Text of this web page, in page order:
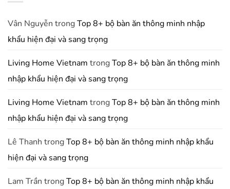
Tích
Dụng
Vẫn
Và
Lượng
Uy
Nhất
Phía
Vân Nguyễn trongTop 8+ bộ bàn ăn thông minh nhập
khẩu hiện đại và sang trọng
Living Home Vietnam trongTop 8+ bộ bàn ăn thông minh
nhập khẩu hiện đại và sang trọng
Living Home Vietnam trongTop 8+ bộ bàn ăn thông minh
nhập khẩu hiện đại và sang trọng
Lê Thanh trongTop 8+ bộ bàn ăn thông minh nhập khẩu
hiện đại và sang trọng
Lam Trần trongTop 8+ bộ bàn ăn thông minh nhập khẩu